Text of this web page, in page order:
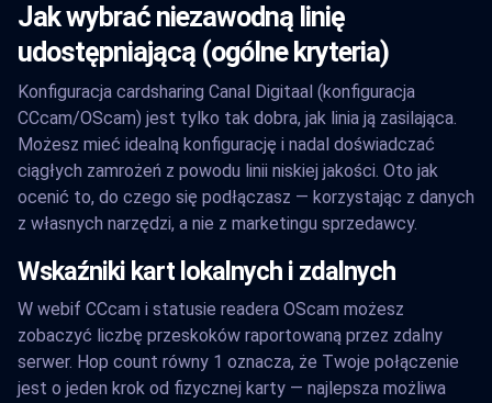
Jak wybrać niezawodną linię
udostępniającą (ogólne kryteria)
Konfiguracja cardsharing Canal Digitaal (konfiguracja
CCcam/OScam) jest tylko tak dobra, jak linia ją zasilająca.
Możesz mieć idealną konfigurację i nadal doświadczać
ciągłych zamrożeń z powodu linii niskiej jakości. Oto jak
ocenić to, do czego się podłączasz — korzystając z danych
z własnych narzędzi, a nie z marketingu sprzedawcy.
Wskaźniki kart lokalnych i zdalnych
W webif CCcam i statusie readera OScam możesz
zobaczyć liczbę przeskoków raportowaną przez zdalny
serwer. Hop count równy 1 oznacza, że Twoje połączenie
jest o jeden krok od fizycznej karty — najlepsza możliwa